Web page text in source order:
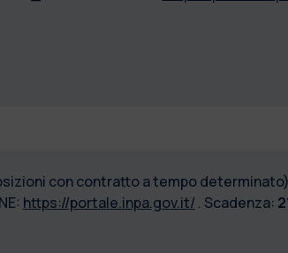
con contratto a tempo
https://portale.inpa.gov.it/ . Scadenza: